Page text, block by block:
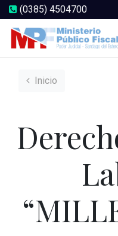
(0385) 4504700
Inicio